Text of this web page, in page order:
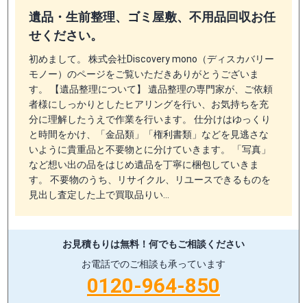
遺品・生前整理、ゴミ屋敷、不用品回収お任
せください。
初めまして。 株式会社Discovery mono（ディスカバリー
モノー）のページをご覧いただきありがとうございま
す。 【遺品整理について】 遺品整理の専門家が、ご依頼
者様にしっかりとしたヒアリングを行い、お気持ちを充
分に理解したうえで作業を行います。 仕分けはゆっくり
と時間をかけ、「金品類」「権利書類」などを見逃さな
いように貴重品と不要物とに分けていきます。 「写真」
など想い出の品をはじめ遺品を丁寧に梱包していきま
す。 不要物のうち、リサイクル、リユースできるものを
見出し査定した上で買取品りい…
お見積もりは無料！ 何でもご相談ください
お電話でのご相談も承っています
0120-964-850